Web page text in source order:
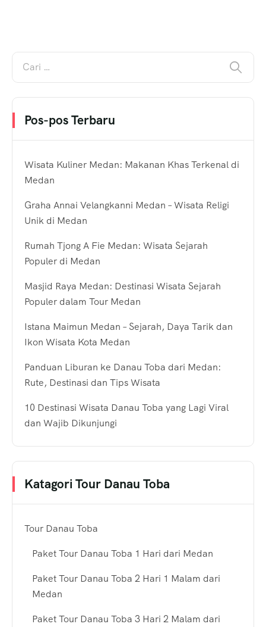
Pos-pos Terbaru
Wisata Kuliner Medan: Makanan Khas Terkenal di
Medan
Graha Annai Velangkanni Medan – Wisata Religi
Unik di Medan
Rumah Tjong A Fie Medan: Wisata Sejarah
Populer di Medan
Masjid Raya Medan: Destinasi Wisata Sejarah
Populer dalam Tour Medan
Istana Maimun Medan – Sejarah, Daya Tarik dan
Ikon Wisata Kota Medan
Panduan Liburan ke Danau Toba dari Medan:
Rute, Destinasi dan Tips Wisata
10 Destinasi Wisata Danau Toba yang Lagi Viral
dan Wajib Dikunjungi
Katagori Tour Danau Toba
Tour Danau Toba
Paket Tour Danau Toba 1 Hari dari Medan
Paket Tour Danau Toba 2 Hari 1 Malam dari
Medan
Paket Tour Danau Toba 3 Hari 2 Malam dari